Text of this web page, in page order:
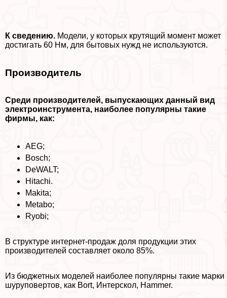
К сведению. Модели, у которых крутящий момент может
достигать 60 Нм, для бытовых нужд не используются.
Производитель
Среди производителей, выпускающих данный вид
электроинструмента, наиболее популярны такие
фирмы, как:
AEG;
Bosch;
DeWALT;
Hitachi.
Makita;
Metabo;
Ryobi;
В структуре интернет-продаж доля продукции этих
производителей составляет около 85%.
Из бюджетных моделей наиболее популярны такие марки
шуруповертов, как Bort, Интерскол, Hammer.